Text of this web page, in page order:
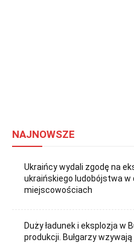
NAJNOWSZE
Ukraińcy wydali zgodę na
ukraińskiego ludobójstwa
miejscowościach
Duży ładunek i eksplozja w
produkcji. Bułgarzy